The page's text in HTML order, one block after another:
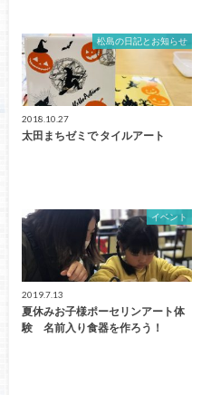
松島の日記とお知らせ
2018.10.27
太田まちゼミで タイルアート
イベント
2019.7.13
夏休みお子様ポーセリンアート体
験 名前入り食器を作ろう！